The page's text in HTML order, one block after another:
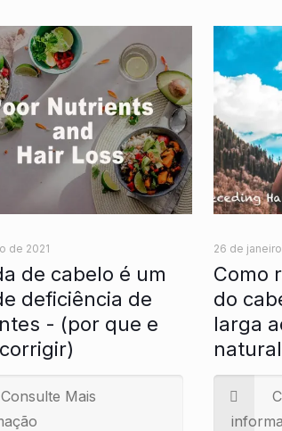
de 2021
de cabelo é um
deficiência de
- (por que e
Consulte Mais
26 de
Como
do
larga